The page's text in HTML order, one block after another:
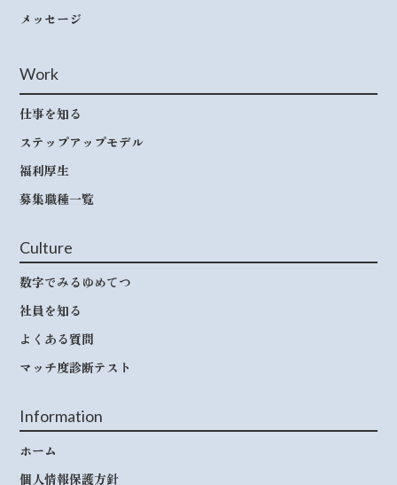
メッセージ
Work
仕事を知る
ステップアップモデル
福利厚生
募集職種一覧
Culture
数字でみるゆめてつ
社員を知る
よくある質問
マッチ度診断テスト
Information
ホーム
個人情報保護方針